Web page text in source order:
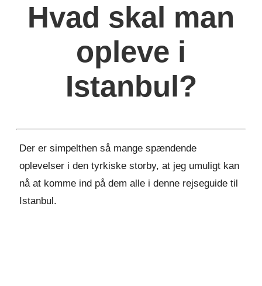
Hvad skal man
opleve i
Istanbul?
Der er simpelthen så mange spændende
oplevelser i den tyrkiske storby, at jeg umuligt kan
nå at komme ind på dem alle i denne rejseguide til
Istanbul.